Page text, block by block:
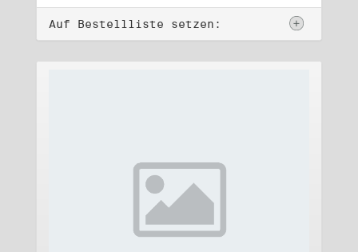
Auf Bestellliste setzen: